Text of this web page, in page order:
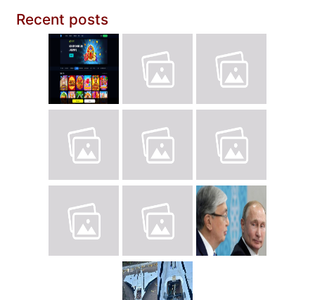
Recent posts